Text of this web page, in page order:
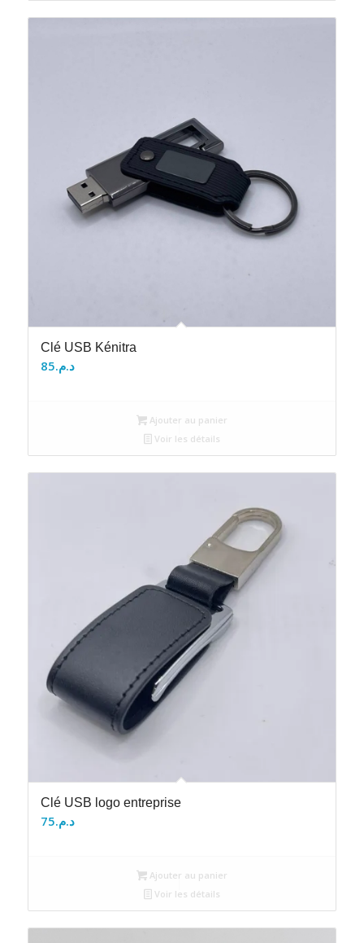
Clé USB Kénitra
د.م.85
Ajouter au panier
Voir les détails
Clé USB logo entreprise
د.م.75
Ajouter au panier
Voir les détails